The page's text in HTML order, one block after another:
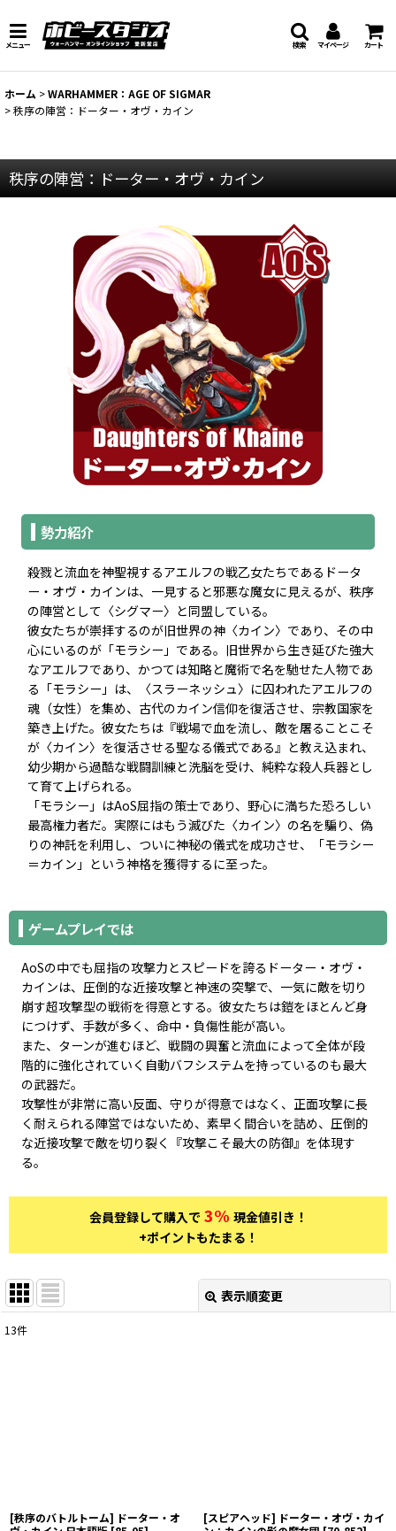
メニュー マイページ カート
検索
ホーム >WARHAMMER：AGE OF SIGMAR
>秩序の陣営：ドーター・オヴ・カイン
秩序の陣営：ドーター・オヴ・カイン
勢力紹介
殺戮と流血を神聖視するアエルフの戦乙女たちであるドータ
ー・オヴ・カインは、一見すると邪悪な魔女に見えるが、秩序
の陣営として〈シグマー〉と同盟している。
彼女たちが崇拝するのが旧世界の神〈カイン〉であり、その中
心にいるのが「モラシー」である。旧世界から生き延びた強大
なアエルフであり、かつては知略と魔術で名を馳せた人物であ
る「モラシー」は、〈スラーネッシュ〉に囚われたアエルフの
魂（女性）を集め、古代のカイン信仰を復活させ、宗教国家を
築き上げた。彼女たちは『戦場で血を流し、敵を屠ることこそ
が〈カイン〉を復活させる聖なる儀式である』と教え込まれ、
幼少期から過酷な戦闘訓練と洗脳を受け、純粋な殺人兵器とし
て育て上げられる。
「モラシー」はAoS屈指の策士であり、野心に満ちた恐ろしい
最高権力者だ。実際にはもう滅びた〈カイン〉の名を騙り、偽
りの神託を利用し、ついに神秘の儀式を成功させ、「モラシー
＝カイン」という神格を獲得するに至った。
ゲームプレイでは
AoSの中でも屈指の攻撃力とスピードを誇るドーター・オヴ・
カインは、圧倒的な近接攻撃と神速の突撃で、一気に敵を切り
崩す超攻撃型の戦術を得意とする。彼女たちは鎧をほとんど身
につけず、手数が多く、命中・負傷性能が高い。
また、ターンが進むほど、戦闘の興奮と流血によって全体が段
階的に強化されていく自動バフシステムを持っているのも最大
の武器だ。
攻撃性が非常に高い反面、守りが得意ではなく、正面攻撃に長
く耐えられる陣営ではないため、素早く間合いを詰め、圧倒的
な近接攻撃で敵を切り裂く『攻撃こそ最大の防御』を体現す
る。
会員登録して購入で 3% 現金値引き！
+ポイントもたまる！
表示順変更
13件
[秩序のバトルトーム] ドーター・オ
[スピアヘッド] ドーター・オヴ・カイ